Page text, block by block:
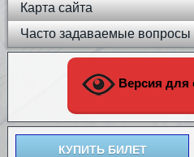
Карта сайта
Часто задаваемые вопросы
Версия для
КУПИТЬ БИЛЕТ